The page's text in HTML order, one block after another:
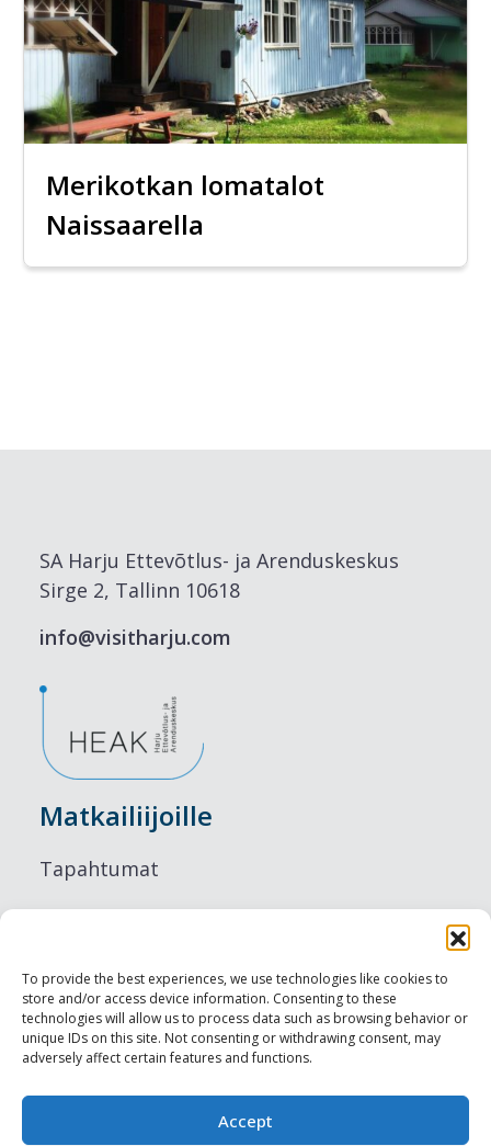
To provide the best experiences, we use technologies like cookies to
store and/or access device information. Consenting to these
technologies will allow us to process data such as browsing behavior or
unique IDs on this site. Not consenting or withdrawing consent, may
adversely affect certain features and functions.
Accept
Merikotkan lomatalot
Naissaarella
SA Harju Ettevõtlus- ja Arenduskeskus
Sirge 2, Tallinn 10618
info@visitharju.com
Matkailiijoille
Tapahtumat
Ruokailu
Nähtävyydet
Visit Tallinn
Ammattilaisille